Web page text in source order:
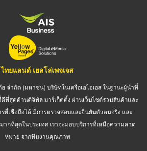
ไทยแลนด์ เยลโล่เพจเจส
จำกัด (มหาชน) บริษัทในเครือเอไอเอส ในฐานะผู้นำที่
ที่สุดด้านดิจิทัล มาร์เก็ตติ้ง ผ่านเว็บไซต์รวมสินค้าและ
ที่เชื่อถือได้ มีการตรวจสอบและยืนยันตัวตนจริง และ
กที่สุดในประเทศ เราจะมอบบริการที่เหนือความคาด
หมาย จากทีมงานคุณภาพ